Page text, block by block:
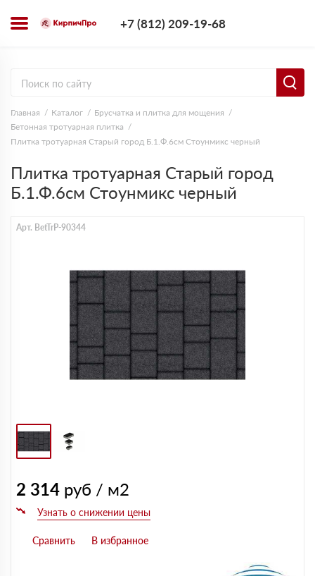
+7 (812) 209-19-68
Главная Каталог
Брусчатка и плитка для мощения
Бетонная тротуарная плитка
Плитка тротуарная Старый город Б.1.Ф.6см Стоунмикс черный
Плитка тротуарная Старый город
Б.1.Ф.6см Стоунмикс черный
Арт. BetTrP-90344
2 314 руб / м2